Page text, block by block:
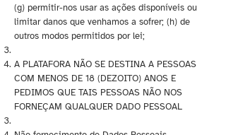
(g) permitir-nos usar as ações disponíveis ou
limitar danos que venhamos a sofrer; (h) de
outros modos permitidos por lei;
A PLATAFORA NÃO SE DESTINA A PESSOAS
COM MENOS DE 18 (DEZOITO) ANOS E
PEDIMOS QUE TAIS PESSOAS NÃO NOS
FORNEÇAM QUALQUER DADO PESSOAL